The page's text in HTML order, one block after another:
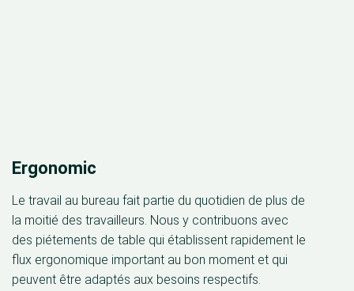
Ergonomic
Le travail au bureau fait partie du quotidien de plus de
la moitié des travailleurs. Nous y contribuons avec
des piétements de table qui établissent rapidement le
flux ergonomique important au bon moment et qui
peuvent être adaptés aux besoins respectifs.